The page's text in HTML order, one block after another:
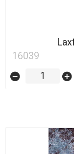
16039
remove_circle add_circle